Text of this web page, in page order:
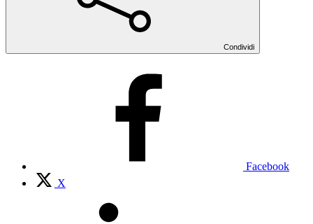
Condividi
Facebook
X